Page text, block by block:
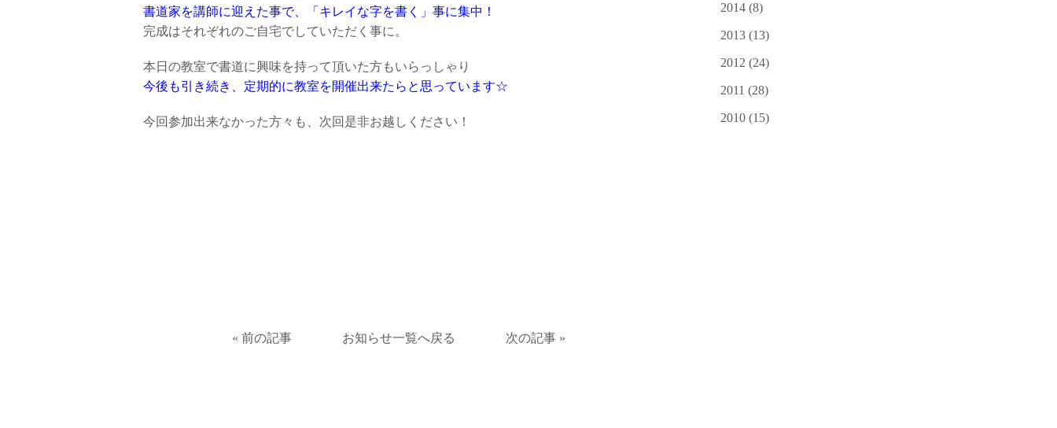
書道家を講師に迎えた事で、「キレイな字を書く」事に集中！
完成はそれぞれのご自宅でしていただく事に。
本日の教室で書道に興味を持って頂いた方もいらっしゃり
今後も引き続き、定期的に教室を開催出来たらと思っています☆
今回参加出来なかった方々も、次回是非お越しください！
« 前の記事 お知らせ一覧へ戻る 次の記事 »
2014 (8)
2013 (13)
2012 (24)
2011 (28)
2010 (15)